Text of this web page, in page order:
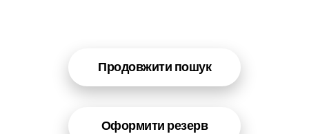
Продовжити пошук
Оформити резерв